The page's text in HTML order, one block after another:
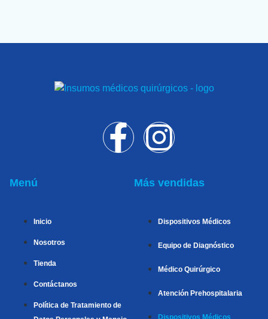
Menú
Inicio
Nosotros
Tienda
Contáctanos
Política de Tratamiento de
Más vendidas
Dispositivos Médicos
Equipo de Diagnóstico
Médico Quirúrgico
Atención Prehospitalaria
Dispositivos Médicos